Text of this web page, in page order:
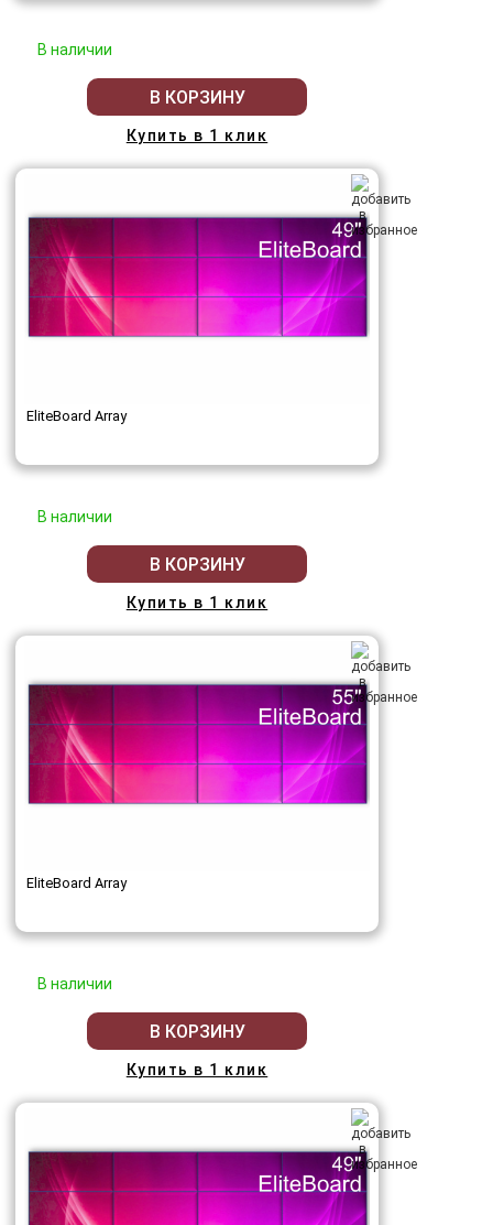
В наличии
В КОРЗИНУ
Купить в 1 клик
EliteBoard Array
В наличии
В КОРЗИНУ
Купить в 1 клик
EliteBoard Array
В наличии
В КОРЗИНУ
Купить в 1 клик